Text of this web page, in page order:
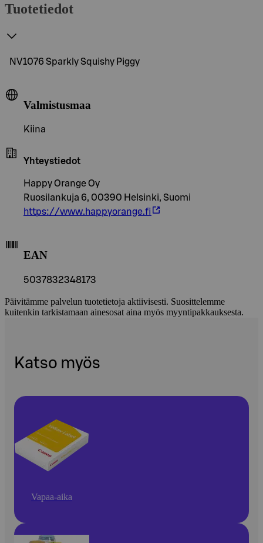
Tuotetiedot
NV1076 Sparkly Squishy Piggy
Valmistusmaa
Kiina
Yhteystiedot
Happy Orange Oy
Ruosilankuja 6, 00390 Helsinki, Suomi
https://www.happyorange.fi
EAN
5037832348173
Päivitämme palvelun tuotetietoja aktiivisesti. Suosittelemme
kuitenkin tarkistamaan ainesosat aina myös myyntipakkauksesta.
Katso myös
Vapaa-aika